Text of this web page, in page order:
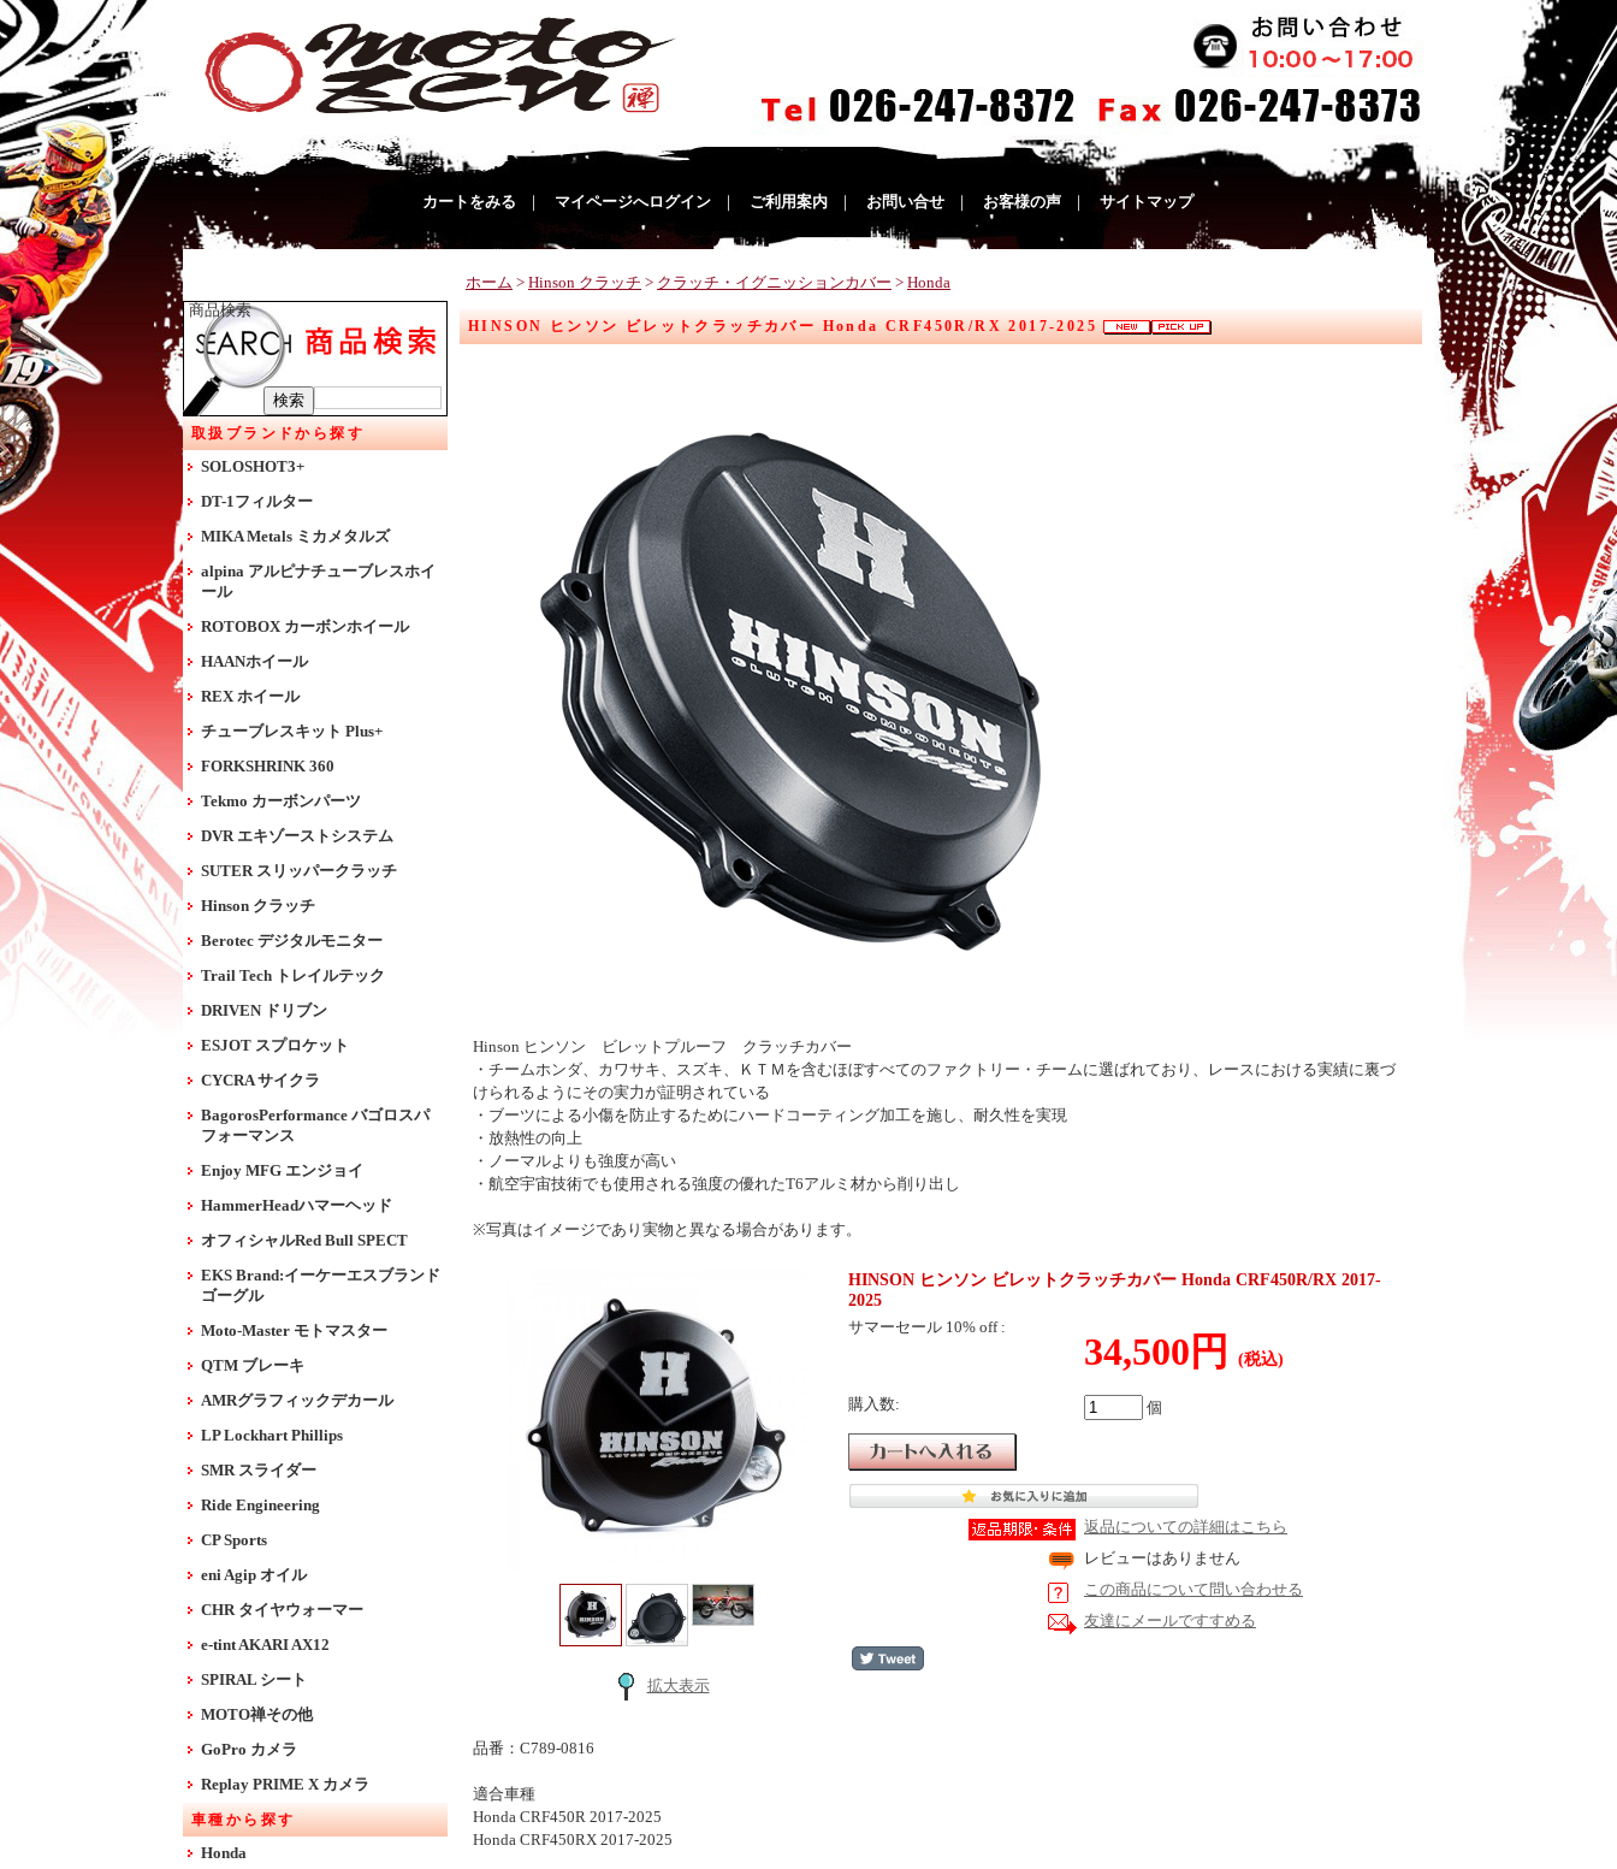
カートをみる マイページへログイン ご利用案内 お問い合せ お客様の声 サイトマップ
商品検索
取扱ブランドから探す
SOLOSHOT3+
DT-1フィルター
MIKA Metals ミカメタルズ
alpina アルピナチューブレスホイ
ール
ROTOBOX カーボンホイール
HAANホイール
REX ホイール
チューブレスキット Plus+
FORKSHRINK 360
Tekmo カーボンパーツ
DVR エキゾーストシステム
SUTER スリッパークラッチ
Hinson クラッチ
Berotec デジタルモニター
Trail Tech トレイルテック
DRIVEN ドリブン
ESJOT スプロケット
CYCRA サイクラ
BagorosPerformance バゴロスパ
フォーマンス
Enjoy MFG エンジョイ
HammerHeadハマーヘッド
オフィシャルRed Bull SPECT
EKS Brand:イーケーエスブランド
ゴーグル
Moto-Master モトマスター
QTM ブレーキ
AMRグラフィックデカール
LP Lockhart Phillips
SMR スライダー
Ride Engineering
CP Sports
eni Agip オイル
CHR タイヤウォーマー
e-tint AKARI AX12
SPIRAL シート
MOTO禅その他
GoPro カメラ
Replay PRIME X カメラ
車種から探す
Honda
ホーム > Hinson クラッチ > クラッチ・イグニッションカバー > Honda
HINSON ヒンソン ビレットクラッチカバー Honda CRF450R/RX 2017-2025
Hinson ヒンソン ビレットプルーフ クラッチカバー
・チームホンダ、カワサキ、スズキ、ＫＴＭを含むほぼすべてのファクトリー・チームに選ばれており、レースにおける実績に裏づ
けられるようにその実力が証明されている
・ブーツによる小傷を防止するためにハードコーティング加工を施し、耐久性を実現
・放熱性の向上
・ノーマルよりも強度が高い
・航空宇宙技術でも使用される強度の優れたT6アルミ材から削り出し
※写真はイメージであり実物と異なる場合があります。
拡大表示
HINSON ヒンソン ビレットクラッチカバー Honda CRF450R/RX 2017-
2025
サマーセール 10% off :
34,500円 (税込)
購入数: 個
返品についての詳細はこちら
レビューはありません
この商品について問い合わせる
友達にメールですすめる
品番：C789-0816
適合車種
Honda CRF450R 2017-2025
Honda CRF450RX 2017-2025